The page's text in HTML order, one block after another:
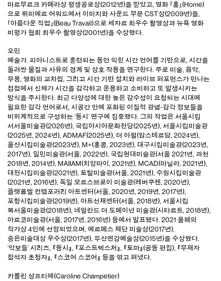
마르부르크 카메라상 평생공로상(2012년)을 받았고, 영화 「홈」(Home)
으로 뤼미에르 어워드에서 이미지와 사운드 부문 CST상(2009년)을,
「아름다운 직업」(Beau Travail)으로 세자르 최우수 촬영상과 뉴욕 영화
비평가 협회 최우수 촬영상(2001년)을 수상했다.
오민
예술가. 피아니스트로 훈련되는 동안 익힌 시간 언어를 기반으로, 시간을
둘러싼 물질과 사유의 경계 및 상호 작용을 연구한다. 주로 미술, 음악,
무용, 영화의 교차점, 그리고 시간 기반 설치와 라이브 퍼포먼스가 만나는
접점에서 신체가 시간을 감각하고 운용하고 소비하고 또 발생시키는
방식을 주시한다. 최근 다양성에 대한 높은 감수성이 요청되는 시대에
필요한 감각 언어로서, 시공간 안에 포화된 이질적 관념-감각 정보들을
비위계적으로 구성하는 ‘동시’ 연구에 집중했다. 그의 작업은 서울시립
서서울미술관(2026년), 국립아시아문화전당(2025년), 서울시립미술관
(2025년, 2024년), ADMAF(2025년), 더 아펄(암스테르담, 2024년),
울산시립미술관(2023년), M+(홍콩, 2023년), 대구시립미술관(2023년,
2017년), 일민미술관(서울, 2022년), 국립현대미술관(서울 2021년, 과천
2018년, 2014년), MAIIAM(치앙마이, 2021년), MCAD(마닐라, 2021년),
대전시립미술관(2021년), 토탈미술관(서울, 2021년), 수원시립미술관
(2021년, 2016년), 독일 모르스브로이 미술관(레버쿠젠, 2020년),
플랫폼엘 컨템포러리 아트센터(서울, 2020년, 2019년, 2017년),
포항시립미술관(2019년), 아트선재센터(서울, 2018년), 서울시립
북서울미술관(2018년), 네덜란드 더 도메이넌 미술관(시타르트, 2018년),
아르코미술관(서울, 2017년, 2016년) 등에서 발표됐다. 2021 올해의
작가상 4인에 선정되었으며, 에르메스 재단 미술상(2017년),
송은미술대상 우수상(2017년), 두산연강예술상(2015년)을 수상했다.
‘악보들’ 시리즈, 『동시』, 『포스트텍스처』, 『토마』 (공동 편집), 『부재자
참석자 초청자』, 『스코어 스코어』 등을 엮고 펴냈다.
카롤린 샹프티에(Caroline Champetier)